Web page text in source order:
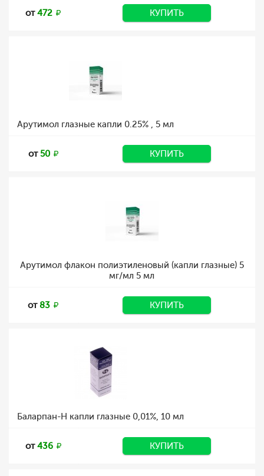
от472 КУПИТЬ
Арутимол глазные капли 0.25% , 5 мл
от50 КУПИТЬ
Арутимол флакон полиэтиленовый (капли глазные) 5
мг/мл 5 мл
от83 КУПИТЬ
Баларпан-Н капли глазные 0,01%, 10 мл
от436 КУПИТЬ